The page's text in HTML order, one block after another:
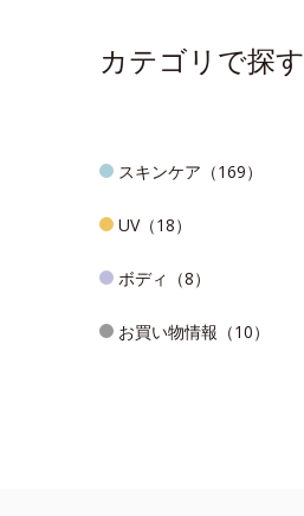
カテゴリで探す
スキンケア（169）
UV（18）
ボディ（8）
お買い物情報（10）